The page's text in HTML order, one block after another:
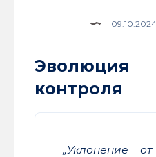
09.10.2024
Эволюция
контроля
„Уклонение